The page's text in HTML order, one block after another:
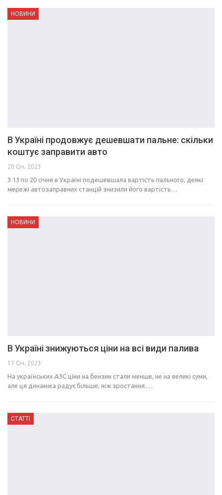
НОВИНИ
В Україні продовжує дешевшати пальне: скільки
коштує заправити авто
20 Січ, 2023
З 13 по 20 січня в Україні подешевшала вартість пального, деякі
мережі автозаправних станцій знизили його вартість…
НОВИНИ
В Україні знижуються ціни на всі види палива
17 Січ, 2023
На українських АЗС ціни на бензин стали менше, не на великі суми,
але ця динаміка радує більше, ніж зростання.…
СТАТТІ